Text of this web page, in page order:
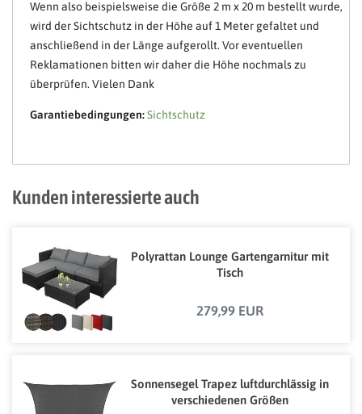
Wenn also beispielsweise die Größe 2 m x 20 m bestellt wurde,
wird der Sichtschutz in der Höhe auf 1 Meter gefaltet und
anschließend in der Länge aufgerollt. Vor eventuellen
Reklamationen bitten wir daher die Höhe nochmals zu
überprüfen. Vielen Dank
Garantiebedingungen:Sichtschutz
Kunden interessierte auch
Polyrattan Lounge Gartengarnitur mit
Tisch
279,99 EUR
Sonnensegel Trapez luftdurchlässig in
verschiedenen Größen